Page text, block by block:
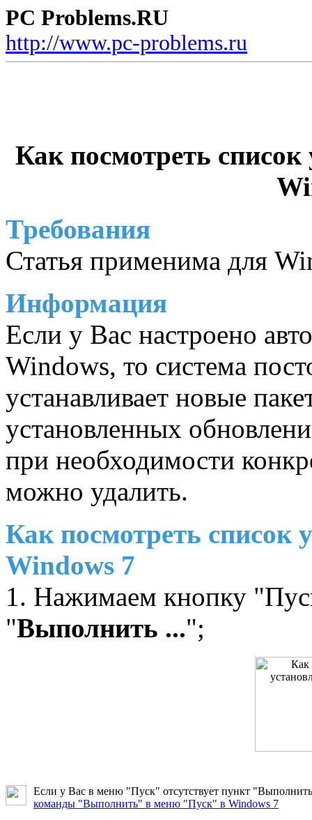
PC Problems.RU
http://www.pc-problems.ru
Как посмотреть
Требования
Статья применима для
Информация
Если у Вас настроено
Windows, то система
устанавливает новые
установленных
при необходимости
можно удалить.
Как посмотреть список
Windows 7
1. Нажимаем кнопку
"Выполнить ...";
Если у Вас в меню "Пуск" отсутствует пункт
команды "Выполнить" в меню "Пуск" в Windows 7